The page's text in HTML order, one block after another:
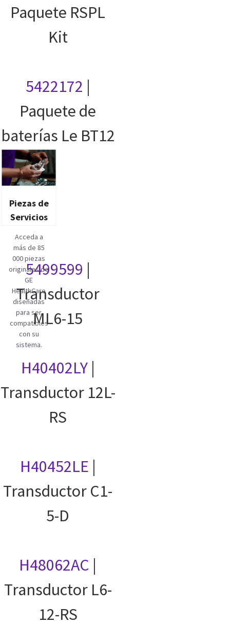
Paquete RSPL
Kit
5422172 |
Paquete de
baterías Le BT12
Piezas de
Servicios
Acceda a
más de 85
000 piezas
originales de
GE
HealthCare
diseñadas
para ser
compatibles
con su
sistema.
5499599 |
Transductor
ML6-15
H40402LY|
Transductor 12L-
RS
H40452LE |
Transductor C1-
5-D
H48062AC |
Transductor L6-
12-RS